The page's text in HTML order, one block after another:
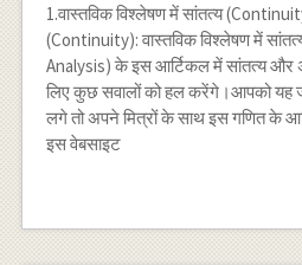
1.वास्तविक विश्लेषण में सांतत्य
(Continuity): वास्तविक विश्लेषण में
Analysis) के इस आर्टिकल में सांतत्य
लिए कुछ सवालों को हल करेंगे।आपको यह
लगे तो अपने मित्रों के साथ इस गणित के
इस वेबसाइट